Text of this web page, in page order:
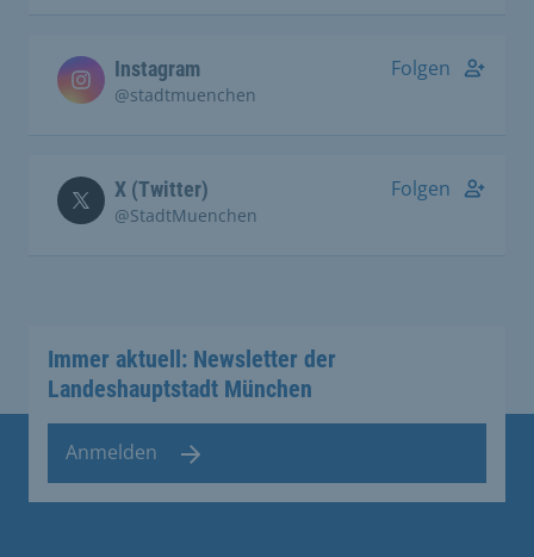
Instagram
@stadtmuenchen
Folgen
X (Twitter)
@StadtMuenchen
Folgen
Immer aktuell: Newsletter der
Landeshauptstadt München
Anmelden